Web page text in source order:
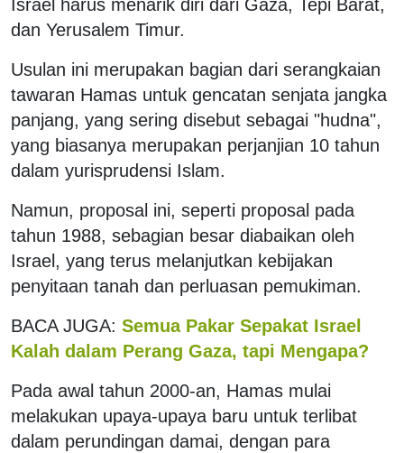
Israel harus menarik diri dari Gaza, Tepi Barat,
dan Yerusalem Timur.
Usulan ini merupakan bagian dari serangkaian
tawaran Hamas untuk gencatan senjata jangka
panjang, yang sering disebut sebagai "hudna",
yang biasanya merupakan perjanjian 10 tahun
dalam yurisprudensi Islam.
Namun, proposal ini, seperti proposal pada
tahun 1988, sebagian besar diabaikan oleh
Israel, yang terus melanjutkan kebijakan
penyitaan tanah dan perluasan pemukiman.
BACA JUGA: Semua Pakar Sepakat Israel
Kalah dalam Perang Gaza, tapi Mengapa?
Pada awal tahun 2000-an, Hamas mulai
melakukan upaya-upaya baru untuk terlibat
dalam perundingan damai, dengan para